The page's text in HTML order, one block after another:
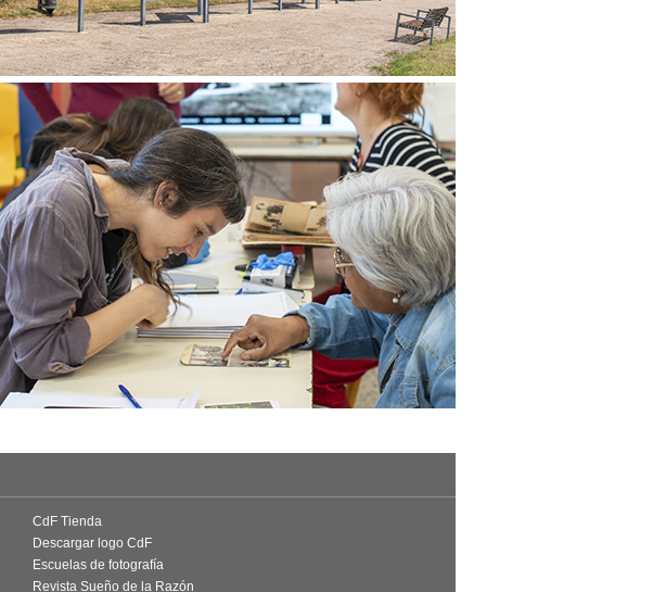
CdF Tienda
Descargar logo CdF
Escuelas de fotografía
Revista Sueño de la Razón